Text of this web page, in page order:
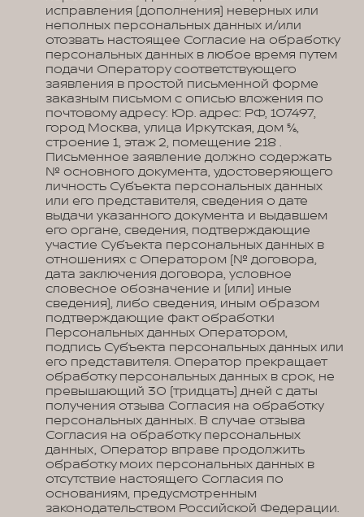
исправления (дополнения) неверных или
неполных персональных данных и/или
отозвать настоящее Согласие на обработку
персональных данных в любое время путем
подачи Оператору соответствующего
заявления в простой письменной форме
заказным письмом с описью вложения по
почтовому адресу: Юр. адрес: РФ, 107497,
город Москва, улица Иркутская, дом 5/6,
строение 1, этаж 2, помещение 218 .
Письменное заявление должно содержать
№ основного документа, удостоверяющего
личность Субъекта персональных данных
или его представителя, сведения о дате
выдачи указанного документа и выдавшем
его органе, сведения, подтверждающие
участие Субъекта персональных данных в
отношениях с Оператором (№ договора,
дата заключения договора, условное
словесное обозначение и (или) иные
сведения), либо сведения, иным образом
подтверждающие факт обработки
Персональных данных Оператором,
подпись Субъекта персональных данных или
его представителя. Оператор прекращает
обработку персональных данных в срок, не
превышающий 30 (тридцать) дней с даты
получения отзыва Согласия на обработку
персональных данных. В случае отзыва
Согласия на обработку персональных
данных, Оператор вправе продолжить
обработку моих персональных данных в
отсутствие настоящего Согласия по
основаниям, предусмотренным
законодательством Российской Федерации.